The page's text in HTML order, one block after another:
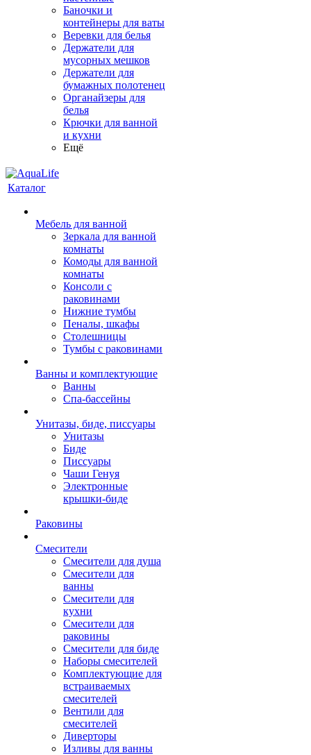
Баночки и
контейнеры для ваты
Веревки для белья
Держатели для
мусорных мешков
Держатели для
бумажных полотенец
Органайзеры для
белья
Крючки для ванной
и кухни
Ещё
Каталог
Мебель для ванной
Зеркала для ванной
комнаты
Комоды для ванной
комнаты
Консоли с
раковинами
Нижние тумбы
Пеналы, шкафы
Столешницы
Тумбы с раковинами
Ванны и комплектующие
Ванны
Спа-бассейны
Унитазы, биде, писсуары
Унитазы
Биде
Писсуары
Чаши Генуя
Электронные
крышки-биде
Раковины
Смесители
Смесители для душа
Смесители для
ванны
Смесители для
кухни
Смесители для
раковины
Смесители для биде
Наборы смесителей
Комплектующие для
встраиваемых
смесителей
Вентили для
смесителей
Диверторы
Изливы для ванны